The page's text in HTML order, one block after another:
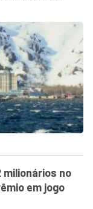
no
em jogo